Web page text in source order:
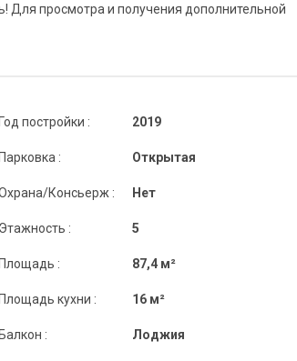
Для просмотра и получения дополнительной
Год постройки :
Парковка :
Консьерж :
Этажность :
Площадь :
Площадь кухни :
Балкон :
2019
Открытая
Нет
5
87,4 м²
16 м²
Лоджия